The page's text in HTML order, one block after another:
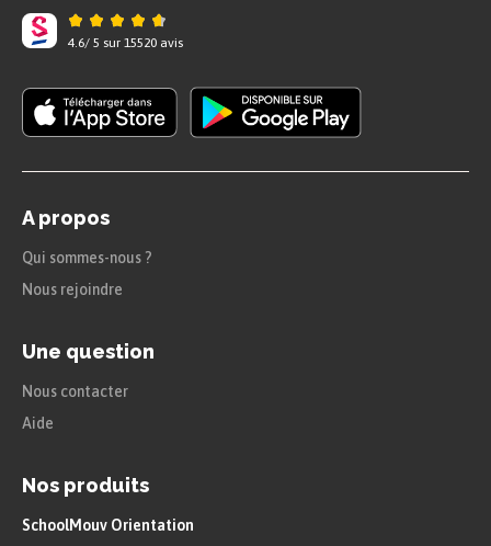
4.6/ 5 sur 15520 avis
A propos
Qui sommes-nous ?
Nous rejoindre
Une question
Nous contacter
Aide
Nos produits
SchoolMouv Orientation